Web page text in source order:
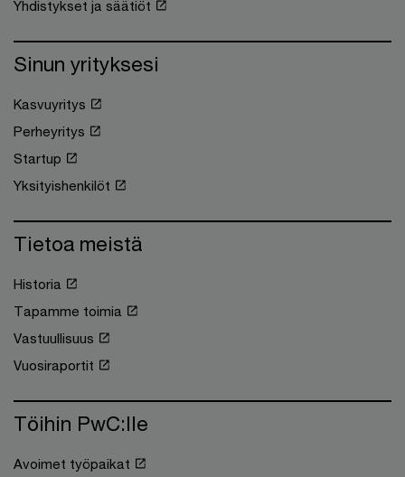
Yhdistykset ja säätiöt
Sinun yrityksesi
Kasvuyritys
Perheyritys
Startup
Yksityishenkilöt
Tietoa meistä
Historia
Tapamme toimia
Vastuullisuus
Vuosiraportit
Töihin PwC:lle
Avoimet työpaikat